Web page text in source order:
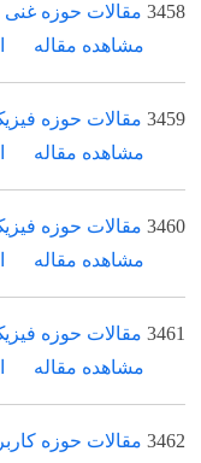
3458 مقالات حوزه غنی
مشاهده مقاله
3459 مقالات حوزه
مشاهده مقاله
3460 مقالات حوزه
مشاهده مقاله
3461 مقالات حوزه
مشاهده مقاله
3462 مقالات حوزه